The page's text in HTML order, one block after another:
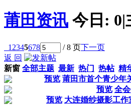
莆田资讯 今日: 0|
1 2345678 / 8 页下一页
返 回
新窗 全部主题 最新 热门 热帖 精
预览 莆田市首个青少年
预览 全
预览 大连婚纱摄影工作